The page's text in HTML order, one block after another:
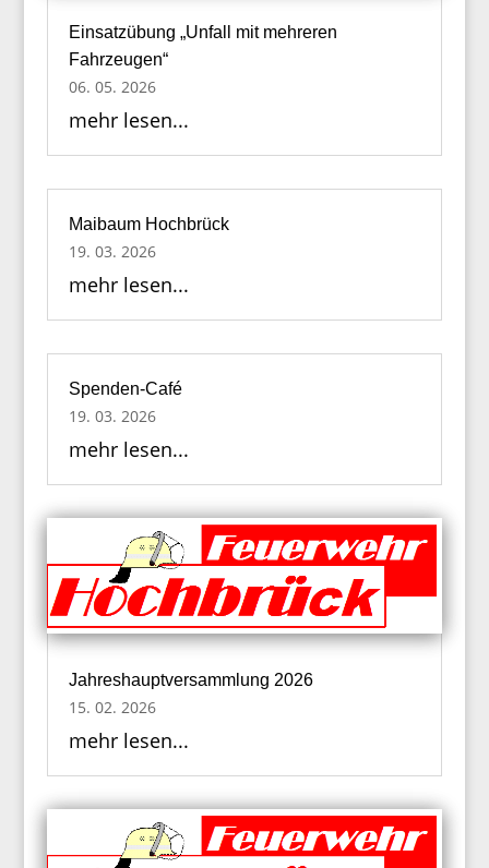
Einsatzübung „Unfall mit mehreren
Fahrzeugen“
06. 05. 2026
mehr lesen...
Maibaum Hochbrück
19. 03. 2026
mehr lesen...
Spenden-Café
19. 03. 2026
mehr lesen...
Jahreshauptversammlung 2026
15. 02. 2026
mehr lesen...